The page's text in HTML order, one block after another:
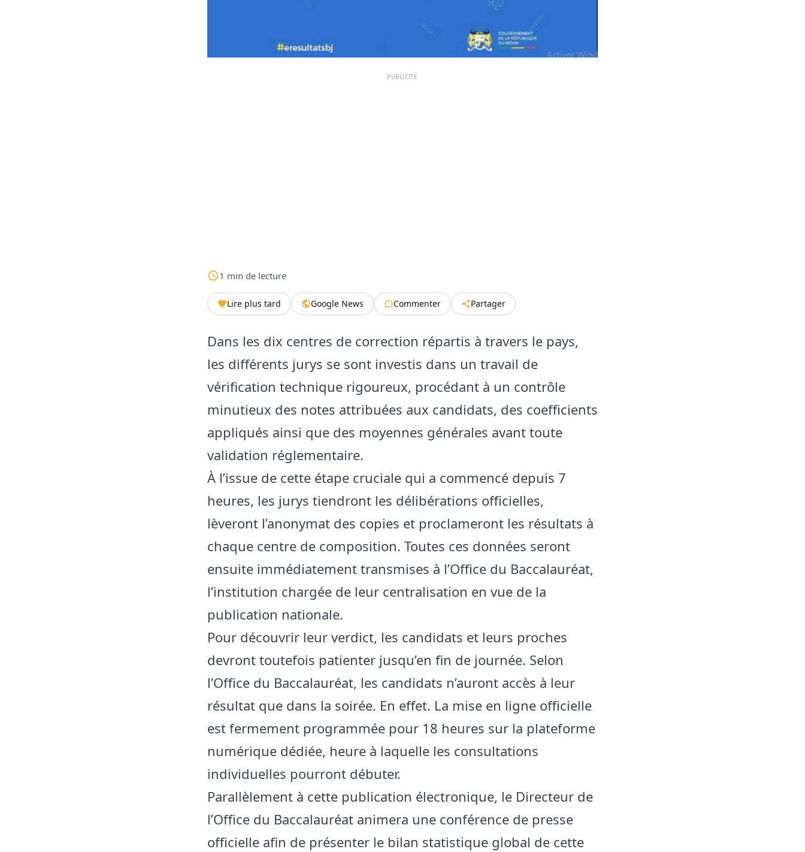
PUBLICITÉ
1 min de lecture
Lire plus tard Google News Commenter Partager
Dans les dix centres de correction répartis à travers le pays,
les différents jurys se sont investis dans un travail de
vérification technique rigoureux, procédant à un contrôle
minutieux des notes attribuées aux candidats, des coefficients
appliqués ainsi que des moyennes générales avant toute
validation réglementaire.
À l’issue de cette étape cruciale qui a commencé depuis 7
heures, les jurys tiendront les délibérations officielles,
lèveront l’anonymat des copies et proclameront les résultats à
chaque centre de composition. Toutes ces données seront
ensuite immédiatement transmises à l’Office du Baccalauréat,
l’institution chargée de leur centralisation en vue de la
publication nationale.
​Pour découvrir leur verdict, les candidats et leurs proches
devront toutefois patienter jusqu’en fin de journée. Selon
l’Office du Baccalauréat, les candidats n’auront accès à leur
résultat que dans la soirée. En effet. La mise en ligne officielle
est fermement programmée pour 18 heures sur la plateforme
numérique dédiée, heure à laquelle les consultations
individuelles pourront débuter.
Parallèlement à cette publication électronique, le Directeur de
l’Office du Baccalauréat animera une conférence de presse
officielle afin de présenter le bilan statistique global de cette